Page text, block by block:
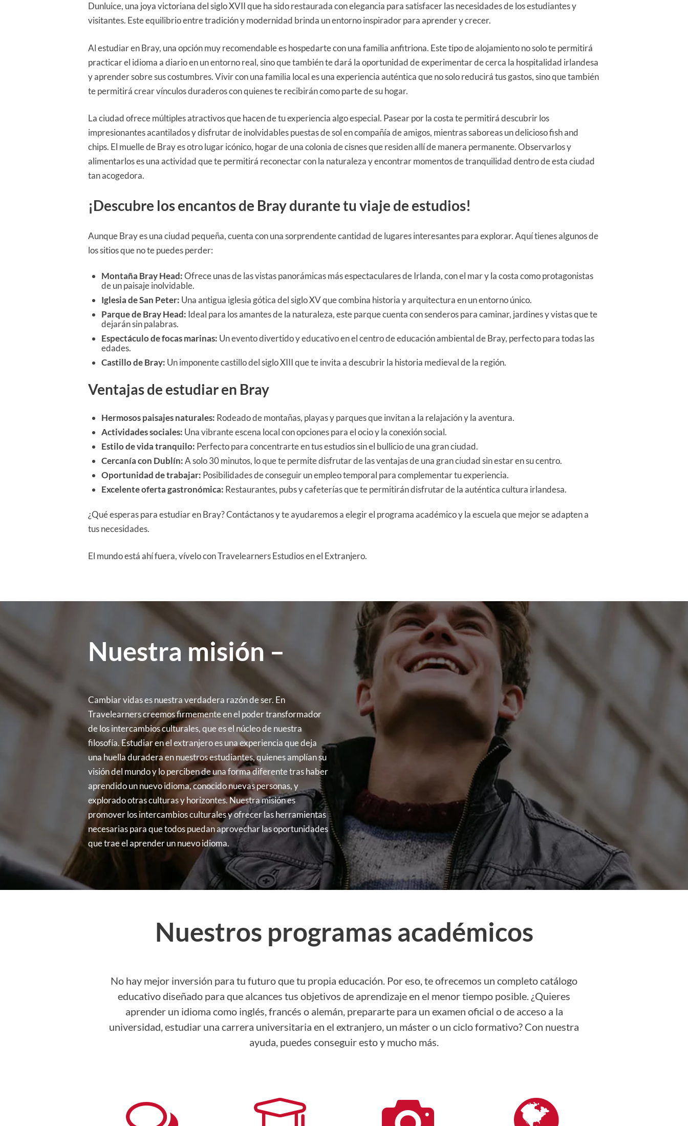
Dunluice, una joya victoriana del siglo XVII que ha sido restaurada con elegancia para satisfacer las necesidades de los estudiantes y
visitantes. Este equilibrio entre tradición y modernidad brinda un entorno inspirador para aprender y crecer.
Al estudiar en Bray, una opción muy recomendable es hospedarte con una familia anfitriona. Este tipo de alojamiento no solo te permitirá
practicar el idioma a diario en un entorno real, sino que también te dará la oportunidad de experimentar de cerca la hospitalidad irlandesa
y aprender sobre sus costumbres. Vivir con una familia local es una experiencia auténtica que no solo reducirá tus gastos, sino que también
te permitirá crear vínculos duraderos con quienes te recibirán como parte de su hogar.
La ciudad ofrece múltiples atractivos que hacen de tu experiencia algo especial. Pasear por la costa te permitirá descubrir los
impresionantes acantilados y disfrutar de inolvidables puestas de sol en compañía de amigos, mientras saboreas un delicioso fish and
chips. El muelle de Bray es otro lugar icónico, hogar de una colonia de cisnes que residen allí de manera permanente. Observarlos y
alimentarlos es una actividad que te permitirá reconectar con la naturaleza y encontrar momentos de tranquilidad dentro de esta ciudad
tan acogedora.
¡Descubre los encantos de Bray durante tu viaje de estudios!
Aunque Bray es una ciudad pequeña, cuenta con una sorprendente cantidad de lugares interesantes para explorar. Aquí tienes algunos de
los sitios que no te puedes perder:
Montaña Bray Head:Ofrece unas de las vistas panorámicas más espectaculares de Irlanda, con el mar y la costa como protagonistas
de un paisaje inolvidable.
Iglesia de San Peter: Una antigua iglesia gótica del siglo XV que combina historia y arquitectura en un entorno único.
Parque de Bray Head: Ideal para los amantes de la naturaleza, este parque cuenta con senderos para caminar, jardines y vistas que te
dejarán sin palabras.
Espectáculo de focas marinas: Un evento divertido y educativo en el centro de educación ambiental de Bray, perfecto para todas las
edades.
Castillo de Bray: Un imponente castillo del siglo XIII que te invita a descubrir la historia medieval de la región.
Ventajas de estudiar en Bray
Hermosos paisajes naturales: Rodeado de montañas, playas y parques que invitan a la relajación y la aventura.
Actividades sociales: Una vibrante escena local con opciones para el ocio y la conexión social.
Estilo de vida tranquilo: Perfecto para concentrarte en tus estudios sin el bullicio de una gran ciudad.
Cercanía con Dublín:A solo 30 minutos, lo que te permite disfrutar de las ventajas de una gran ciudad sin estar en su centro.
Oportunidad de trabajar: Posibilidades de conseguir un empleo temporal para complementar tu experiencia.
Excelente oferta gastronómica: Restaurantes, pubs y cafeterías que te permitirán disfrutar de la auténtica cultura irlandesa.
¿Qué esperas para estudiar en Bray? Contáctanos y te ayudaremos a elegir el programa académico y la escuela que mejor se adapten a
tus necesidades.
El mundo está ahí fuera, vívelo con Travelearners Estudios en el Extranjero.
Nuestra misión –
Cambiar vidas es nuestra verdadera razón de ser. En
Travelearners creemos firmemente en el poder transformador
de los intercambios culturales, que es el núcleo de nuestra
filosofía. Estudiar en el extranjero es una experiencia que deja
una huella duradera en nuestros estudiantes, quienes amplían su
visión del mundo y lo perciben de una forma diferente tras haber
aprendido un nuevo idioma, conocido nuevas personas, y
explorado otras culturas y horizontes. Nuestra misión es
promover los intercambios culturales y ofrecer las herramientas
necesarias para que todos puedan aprovechar las oportunidades
que trae el aprender un nuevo idioma.
Nuestros programas académicos
No hay mejor inversión para tu futuro que tu propia educación. Por eso, te ofrecemos un completo catálogo
educativo diseñado para que alcances tus objetivos de aprendizaje en el menor tiempo posible. ¿Quieres
aprender un idioma como inglés, francés o alemán, prepararte para un examen oficial o de acceso a la
universidad, estudiar una carrera universitaria en el extranjero, un máster o un ciclo formativo? Con nuestra
ayuda, puedes conseguir esto y mucho más.